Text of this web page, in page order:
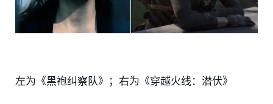
左为《黑袍纠察队》；右为《穿越火线：潜伏》